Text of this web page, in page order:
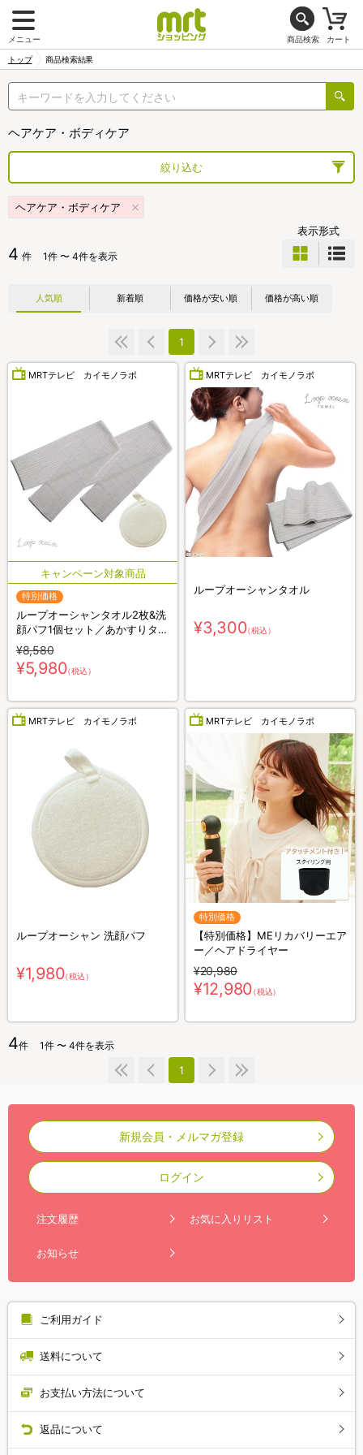
メニュー 商品検索 カート
トップ 商品検索結果
ヘアケア・ボディケア
絞り込む
ヘアケア・ボディケア
4 件 1件 〜 4件を表示
表示形式
人気順 新着順 価格が安い順 価格が高い順
1
MRTテレビ カイモノラボ
特別価格
ループオーシャンタオル2枚&洗
顔パフ1個セット／あかすりタオ
ル
¥8,580
¥5,980（税込）
MRTテレビ カイモノラボ
ループオーシャンタオル
¥3,300（税込）
MRTテレビ カイモノラボ
ループオーシャン 洗顔パフ
¥1,980（税込）
MRTテレビ カイモノラボ
特別価格
【特別価格】MEリカバリーエア
ー／ヘアドライヤー
¥20,980
¥12,980（税込）
4件 1件 〜 4件を表示
1
新規会員・メルマガ登録
ログイン
注文履歴 お気に入りリスト
お知らせ
ご利用ガイド
送料について
お支払い方法について
返品について